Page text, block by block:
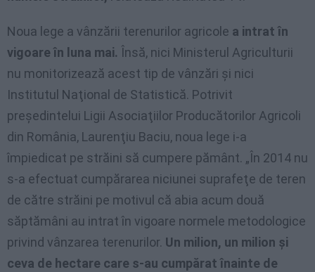
Noua lege a vânzării terenurilor agricole a intrat în
vigoare în luna mai. Însă, nici Ministerul Agriculturii
nu monitorizează acest tip de vânzări şi nici
Institutul Naţional de Statistică. Potrivit
preşedintelui Ligii Asociaţiilor Producătorilor Agricoli
din România, Laurenţiu Baciu, noua lege i-a
împiedicat pe străini să cumpere pământ. „În 2014 nu
s-a efectuat cumpărarea niciunei suprafeţe de teren
de către străini pe motivul că abia acum două
săptămâni au intrat în vigoare normele metodologice
privind vânzarea terenurilor. Un milion, un milion şi
ceva de hectare care s-au cumpărat înainte de